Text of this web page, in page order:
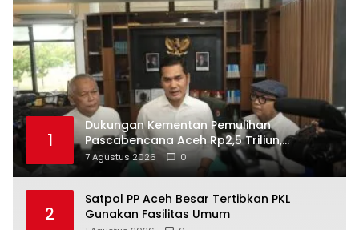
1
Dukungan Kementan Pemulihan
Pascabencana Aceh Rp2,5 Triliun,
Pemprov Kelola Rp9,7 Miliar
7 Agustus 2026 0
2
Satpol PP Aceh Besar Tertibkan PKL
Gunakan Fasilitas Umum